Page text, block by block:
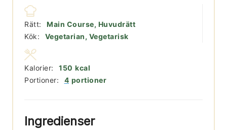
Rätt:
Main Course, Huvudrätt
Kök:
Vegetarian, Vegetarisk
Portioner: 4 portioner
Kalorier: 150 kcal
Ingredienser